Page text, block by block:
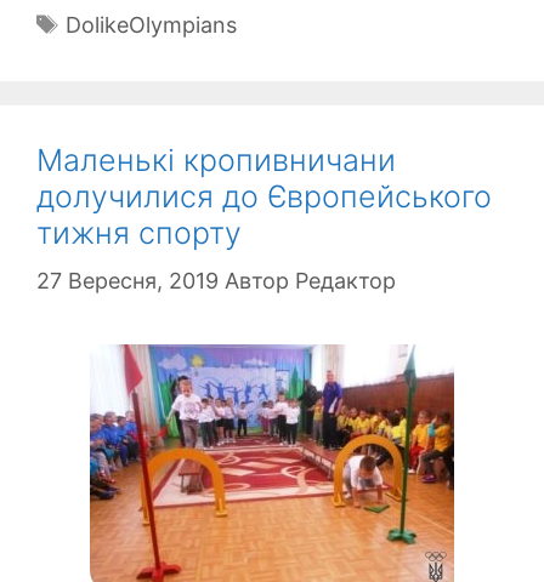
Позначки
DolikeOlympians
Маленькі кропивничани
долучилися до Європейського
тижня спорту
27 Вересня, 2019 Автор Редактор